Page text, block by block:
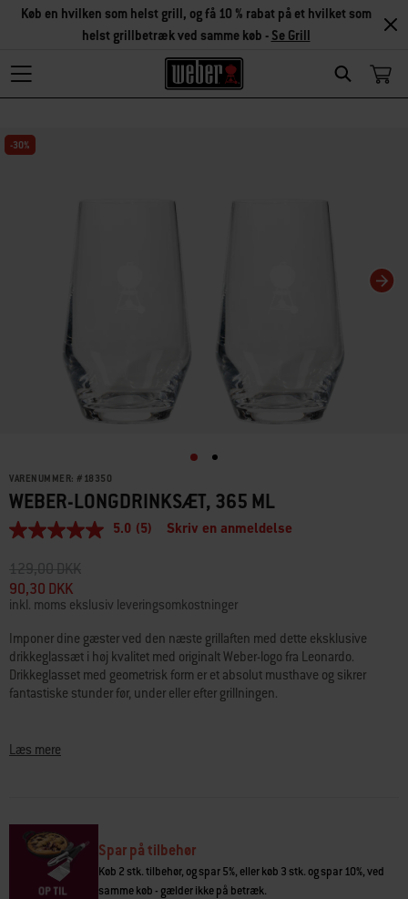
Search
Køb en hvilken som helst grill, og få 10 % rabat på et hvilket som
helst grillbetræk ved samme køb - Se Grill
-30%
Changing this current slide of this carousel will change the current slide of
VARENUMMER: # 18350
WEBER-LONGDRINKSÆT, 365 ML
5.0
af
5
stjerner,
gennemsnitlig
Read
5
Reviews.
Samme
sidelink.
5.0 (5) Skriv en anmeldelse
Pris reduceret fra
129,00 DKKtil
90,30 DKK
inkl. moms ekslusiv leveringsomkostninger
Imponer dine gæster ved den næste grillaften med dette eksklusive
drikkeglassæt i høj kvalitet med originalt Weber-logo fra Leonardo.
Drikkeglasset med geometrisk form er et absolut musthave og sikrer
fantastiske stunder før, under eller efter grillningen.
• Glasset passer perfekt i hånden og fremhæver virkelig dine cocktails
Skål, og hav det sjovt ved grillen!
Læs mere
Spar på tilbehør
Køb 2 stk. tilbehør, og spar 5%, eller køb 3 stk. og spar 10%, ved
samme køb - gælder ikke på betræk.